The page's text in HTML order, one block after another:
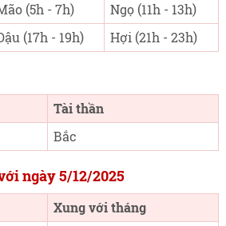
(5h - 7h)
Ngọ (11h - 13h)
(17h - 19h) Hợi (21h - 23h)
Tài thần
Bắc
ngày 5/12/2025
Xung với tháng